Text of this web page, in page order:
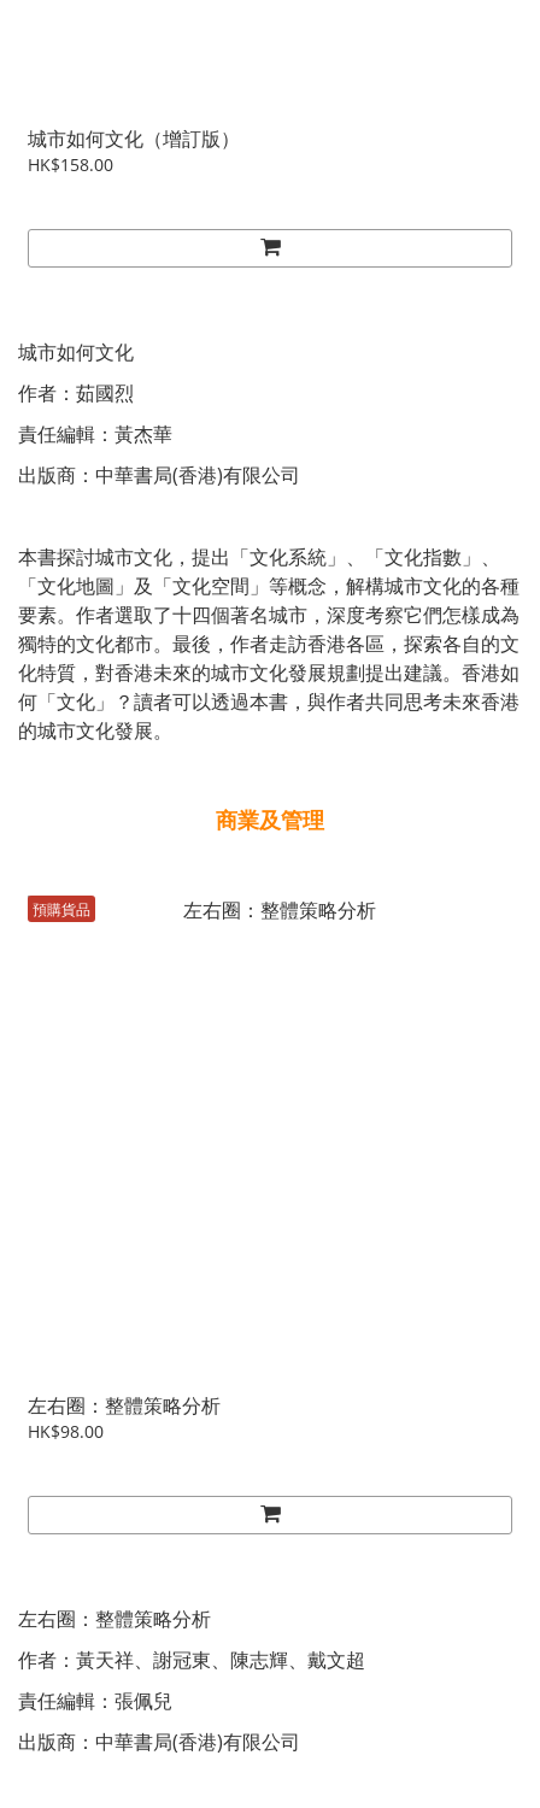
城市如何文化（增訂版）
HK$158.00
城市如何文化
作者：茹國烈
責任編輯：黃杰華
出版商：中華書局(香港)有限公司
本書探討城市文化，提出「文化系統」、「文化指數」、
「文化地圖」及「文化空間」等概念，解構城市文化的各種
要素。作者選取了十四個著名城市，深度考察它們怎樣成為
獨特的文化都市。最後，作者走訪香港各區，探索各自的文
化特質，對香港未來的城市文化發展規劃提出建議。香港如
何「文化」？讀者可以透過本書，與作者共同思考未來香港
的城市文化發展。
商業及管理
預購貨品
左右圈：整體策略分析
HK$98.00
左右圈：整體策略分析
作者：黃天祥、謝冠東、陳志輝、戴文超
責任編輯：張佩兒
出版商：中華書局(香港)有限公司